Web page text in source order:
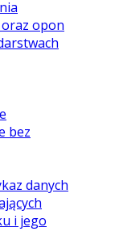
opon
bez
danych
i jego